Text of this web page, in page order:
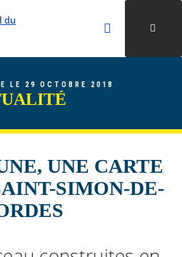
ALLER AU CONTENU
ALLER AU MENU
ALLER À LA RECHERCHE
Rechercher
Valider la
LE 29 OCTOBRE 2018
UNE CARTE
SIMON-DE-